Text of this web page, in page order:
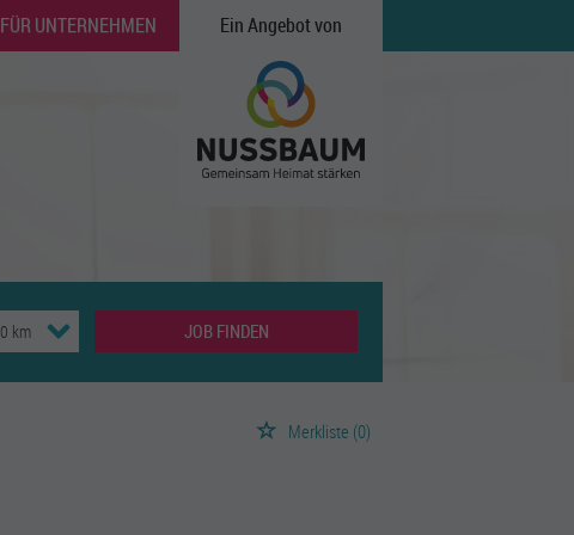
FÜR UNTERNEHMEN Ein Angebot von
JOB FINDEN
Merkliste (0)